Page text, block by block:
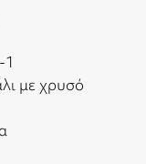
1
με χρυσό